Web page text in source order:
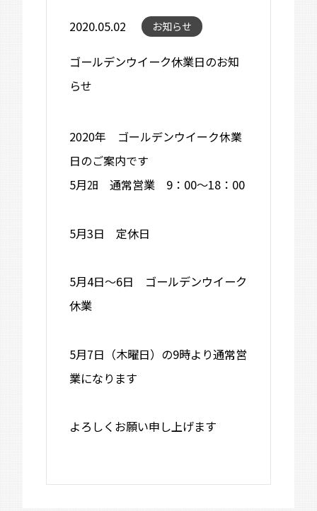
2020.05.02 お知らせ
ゴールデンウイーク休業日のお知
らせ
2020年 ゴールデンウイーク休業
日のご案内です
5月㏡ 通常営業 9：00～18：00
5月3日 定休日
5月4日～6日 ゴールデンウイーク
休業
5月7日（木曜日）の9時より通常営
業になります
よろしくお願い申し上げます